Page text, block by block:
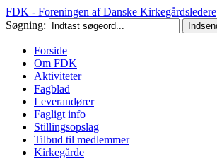
FDK - Foreningen af Danske Kirkegårdsledere
Søgning:
Forside
Om FDK
Aktiviteter
Fagblad
Leverandører
Fagligt info
Stillingsopslag
Tilbud til medlemmer
Kirkegårde